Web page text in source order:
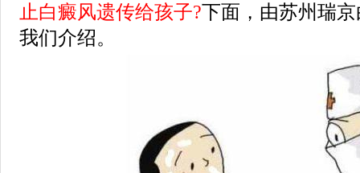
止白癜风遗传给孩子?下面，由苏州瑞
我们介绍。